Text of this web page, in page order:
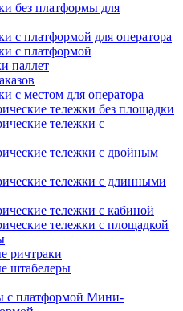
без платформы для
с платформой для оператора
с платформой
паллет
с местом для оператора
тележки без площадки
тележки с
тележки с двойным
тележки с длинными
тележки с кабиной
тележки с площадкой
ричтраки
штабелеры
Мини-